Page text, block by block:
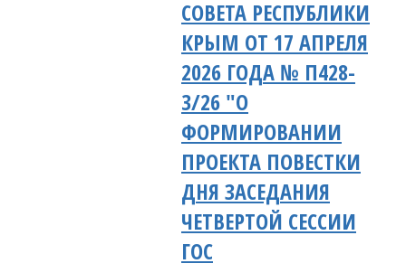
СОВЕТА РЕСПУБЛИКИ
КРЫМ ОТ 17 АПРЕЛЯ
2026 ГОДА № П428-
3/26 "О
ФОРМИРОВАНИИ
ПРОЕКТА ПОВЕСТКИ
ДНЯ ЗАСЕДАНИЯ
ЧЕТВЕРТОЙ СЕССИИ
ГОС